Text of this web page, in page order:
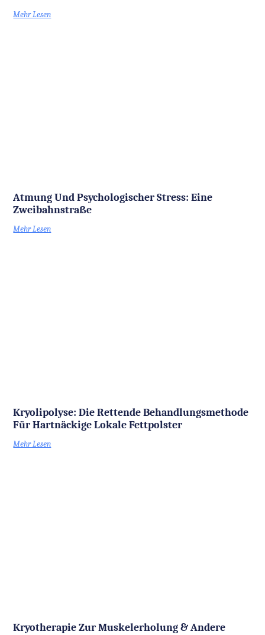
Mehr Lesen
Atmung Und Psychologischer Stress: Eine
Zweibahnstraße
Mehr Lesen
Kryolipolyse: Die Rettende Behandlungsmethode
Für Hartnäckige Lokale Fettpolster
Mehr Lesen
Kryotherapie Zur Muskelerholung & Andere